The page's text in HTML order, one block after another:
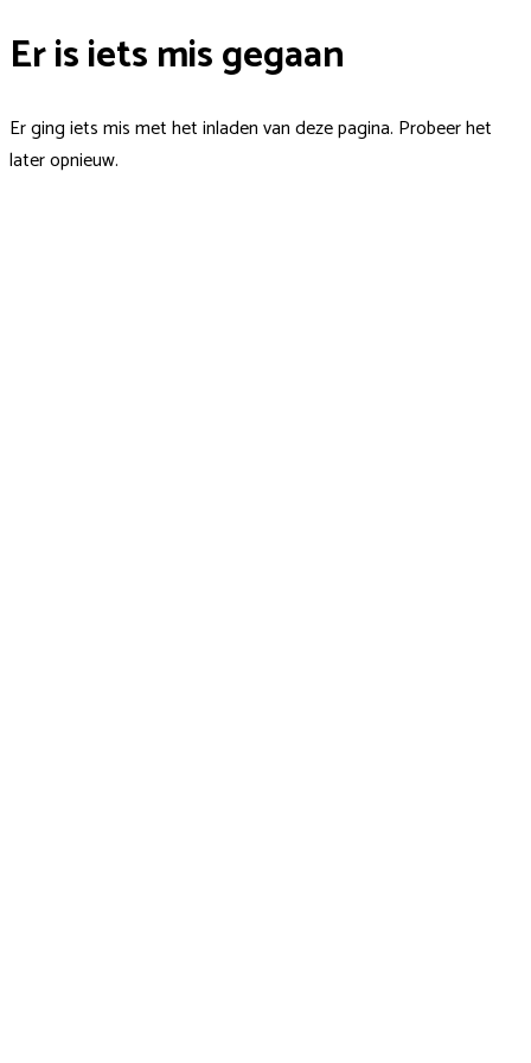
Er is iets mis gegaan
Er ging iets mis met het inladen van deze pagina. Probeer het
later opnieuw.